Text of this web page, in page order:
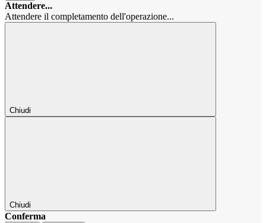
Attendere...
Attendere il completamento dell'operazione...
Chiudi
Chiudi
Conferma